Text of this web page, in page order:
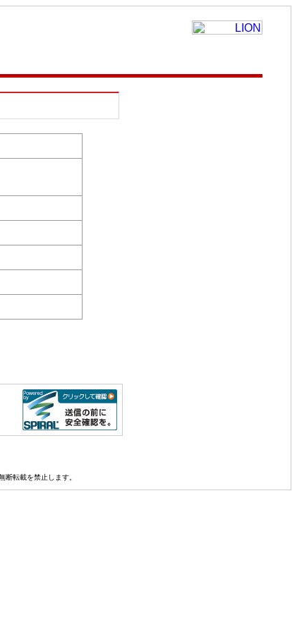
転載を禁止します。